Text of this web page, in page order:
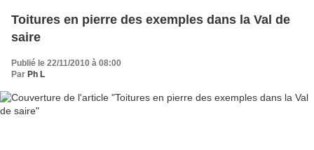
Toitures en pierre des exemples dans la Val de
saire
Publié le 22/11/2010 à 08:00
Par Ph L